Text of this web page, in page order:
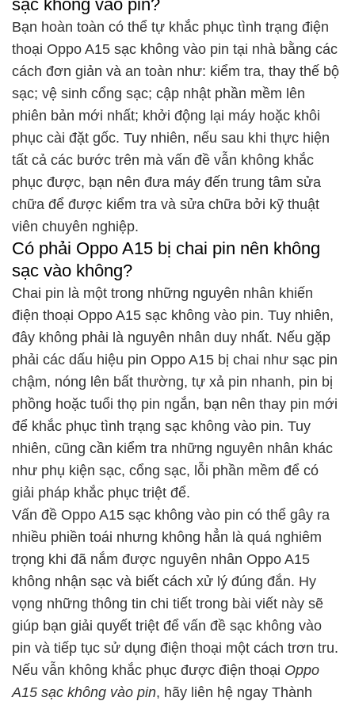
sạc không vào pin?
Bạn hoàn toàn có thể tự khắc phục tình trạng điện
thoại Oppo A15 sạc không vào pin tại nhà bằng các
cách đơn giản và an toàn như: kiểm tra, thay thế bộ
sạc; vệ sinh cổng sạc; cập nhật phần mềm lên
phiên bản mới nhất; khởi động lại máy hoặc khôi
phục cài đặt gốc. Tuy nhiên, nếu sau khi thực hiện
tất cả các bước trên mà vấn đề vẫn không khắc
phục được, bạn nên đưa máy đến trung tâm sửa
chữa để được kiểm tra và sửa chữa bởi kỹ thuật
viên chuyên nghiệp.
Có phải Oppo A15 bị chai pin nên không
sạc vào không?
Chai pin là một trong những nguyên nhân khiến
điện thoại Oppo A15 sạc không vào pin. Tuy nhiên,
đây không phải là nguyên nhân duy nhất. Nếu gặp
phải các dấu hiệu pin Oppo A15 bị chai như sạc pin
chậm, nóng lên bất thường, tự xả pin nhanh, pin bị
phồng hoặc tuổi thọ pin ngắn, bạn nên thay pin mới
để khắc phục tình trạng sạc không vào pin. Tuy
nhiên, cũng cần kiểm tra những nguyên nhân khác
như phụ kiện sạc, cổng sạc, lỗi phần mềm để có
giải pháp khắc phục triệt để.
Vấn đề Oppo A15 sạc không vào pin có thể gây ra
nhiều phiền toái nhưng không hẳn là quá nghiêm
trọng khi đã nắm được nguyên nhân Oppo A15
không nhận sạc và biết cách xử lý đúng đắn. Hy
vọng những thông tin chi tiết trong bài viết này sẽ
giúp bạn giải quyết triệt để vấn đề sạc không vào
pin và tiếp tục sử dụng điện thoại một cách trơn tru.
Nếu vẫn không khắc phục được điện thoại Oppo
A15 sạc không vào pin, hãy liên hệ ngay Thành